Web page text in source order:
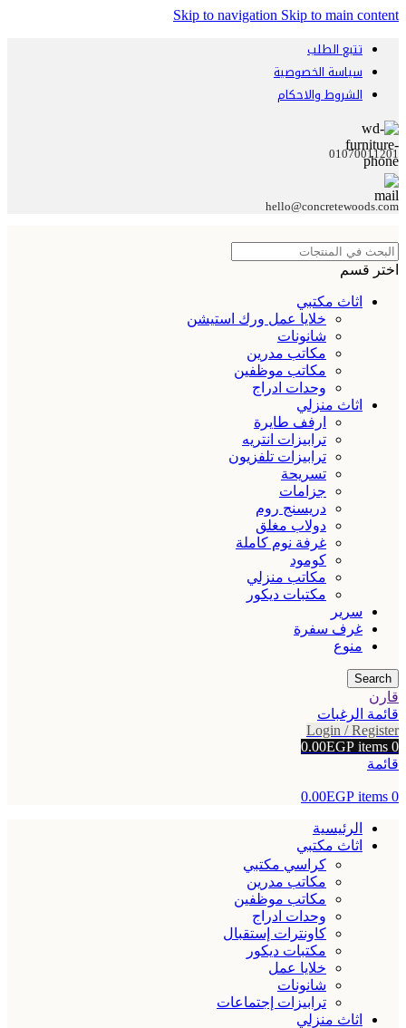
Skip to navigation Skip to main content
تتبع الطلب
سياسة الخصوصية
الشروط والاحكام
01070011201
hello@concretewoods.com
اختر قسم
اثاث مكتبي
خلايا عمل ورك استيشن
شانونات
مكاتب مدرين
مكاتب موظفين
وحدات ادراج
اثاث منزلي
ارفف طايرة
ترابيزات انتريه
ترابيزات تلفزيون
تسريحة
جزامات
دريسنج روم
دولاب مغلق
غرفة نوم كاملة
كومود
مكاتب منزلي
مكتبات ديكور
سرير
غرف سفرة
منوع
Search
قارن
قائمة الرغبات
Login / Register
0
items
0.00EGP
قائمة
0
items
0.00EGP
الرئيسية
اثاث مكتبي
كراسي مكتبي
مكاتب مدرين
مكاتب موظفين
وحدات ادراج
كاونترات إستقبال
مكتبات ديكور
خلايا عمل
شانونات
ترابيزات إجتماعات
اثاث منزلي